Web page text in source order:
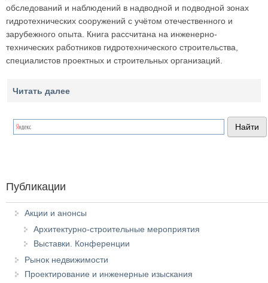
обследований и наблюдений в надводной и подводной зонах
гидротехнических сооружений с учётом отечественного и
зарубежного опыта. Книга рассчитана на инженерно-
технических работников гидротехнического строительства,
специалистов проектных и строительных организаций.
Читать далее
Публикации
Акции и анонсы
Архитектурно-строительные мероприятия
Выставки. Конференции
Рынок недвижимости
Проектирование и инженерные изыскания